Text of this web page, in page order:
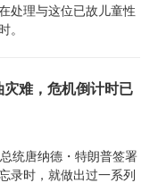
处理与这位已故儿童性
。
难，危机倒计时已
统唐纳德・特朗普签署
录时，就做出过一系列